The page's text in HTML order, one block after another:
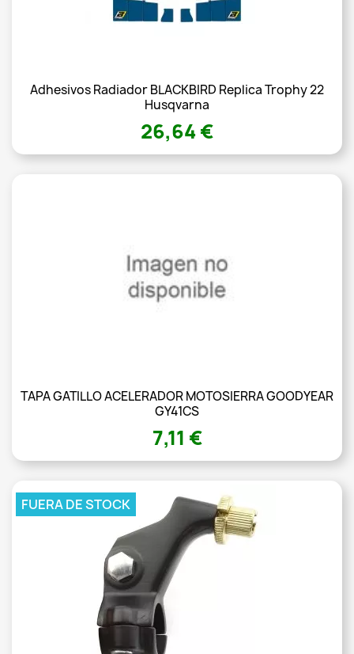
Adhesivos Radiador BLACKBIRD Replica Trophy 22
Husqvarna
26,64 €
TAPA GATILLO ACELERADOR MOTOSIERRA GOODYEAR
GY41CS
7,11 €
FUERA DE STOCK